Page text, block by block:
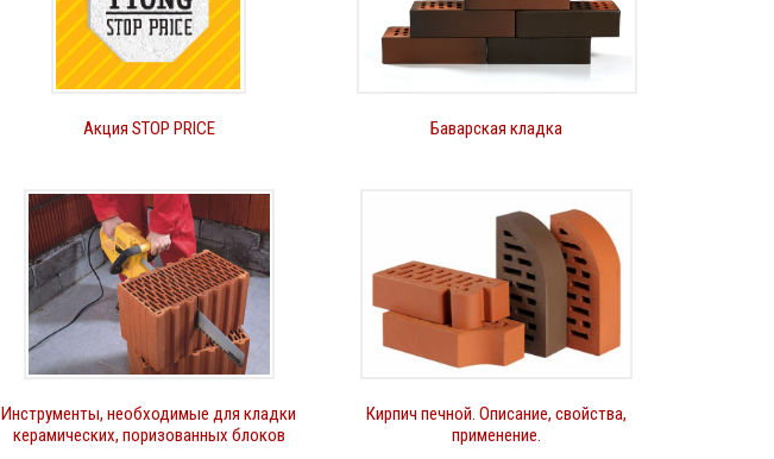
Акция STOP PRICE Баварская кладка
Инструменты, необходимые для кладки
керамических, поризованных блоков
Кирпич печной. Описание, свойства,
применение.